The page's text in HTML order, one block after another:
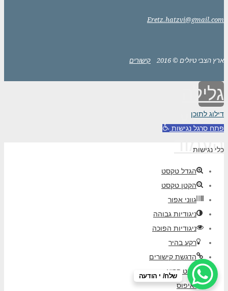
Eretz.hatzvi@gmail.com
ארץ הצבי טיולים © 2016 קישורים
שלח/ י הודעה
גלילה
לראש
העמוד
דילוג לתוכן
פתח סרגל נגישות
כלי נגישות
הגדל טקסט
הקטן טקסט
גווני אפור
ניגודיות גבוהה
ניגודיות הפוכה
רקע בהיר
הדגשת קישורים
פונט קריא
איפוס